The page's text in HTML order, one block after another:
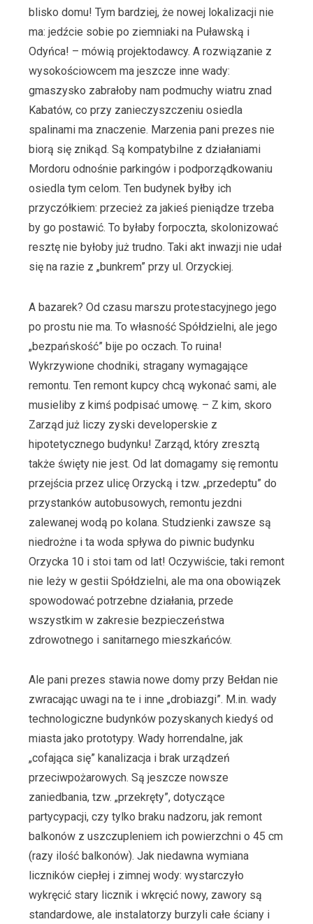
blisko domu! Tym bardziej, że nowej lokalizacji nie
ma: jedźcie sobie po ziemniaki na Puławską i
Odyńca! – mówią projektodawcy. A rozwiązanie z
wysokościowcem ma jeszcze inne wady:
gmaszysko zabrałoby nam podmuchy wiatru znad
Kabatów, co przy zanieczyszczeniu osiedla
spalinami ma znaczenie. Marzenia pani prezes nie
biorą się znikąd. Są kompatybilne z działaniami
Mordoru odnośnie parkingów i podporządkowaniu
osiedla tym celom. Ten budynek byłby ich
przyczółkiem: przecież za jakieś pieniądze trzeba
by go postawić. To byłaby forpoczta, skolonizować
resztę nie byłoby już trudno. Taki akt inwazji nie udał
się na razie z „bunkrem” przy ul. Orzyckiej.
A bazarek? Od czasu marszu protestacyjnego jego
po prostu nie ma. To własność Spółdzielni, ale jego
„bezpańskość” bije po oczach. To ruina!
Wykrzywione chodniki, stragany wymagające
remontu. Ten remont kupcy chcą wykonać sami, ale
musieliby z kimś podpisać umowę. – Z kim, skoro
Zarząd już liczy zyski developerskie z
hipotetycznego budynku! Zarząd, który zresztą
także święty nie jest. Od lat domagamy się remontu
przejścia przez ulicę Orzycką i tzw. „przedeptu” do
przystanków autobusowych, remontu jezdni
zalewanej wodą po kolana. Studzienki zawsze są
niedrożne i ta woda spływa do piwnic budynku
Orzycka 10 i stoi tam od lat! Oczywiście, taki remont
nie leży w gestii Spółdzielni, ale ma ona obowiązek
spowodować potrzebne działania, przede
wszystkim w zakresie bezpieczeństwa
zdrowotnego i sanitarnego mieszkańców.
Ale pani prezes stawia nowe domy przy Bełdan nie
zwracając uwagi na te i inne „drobiazgi”. M.in. wady
technologiczne budynków pozyskanych kiedyś od
miasta jako prototypy. Wady horrendalne, jak
„cofająca się” kanalizacja i brak urządzeń
przeciwpożarowych. Są jeszcze nowsze
zaniedbania, tzw. „przekręty”, dotyczące
partycypacji, czy tylko braku nadzoru, jak remont
balkonów z uszczupleniem ich powierzchni o 45 cm
(razy ilość balkonów). Jak niedawna wymiana
liczników ciepłej i zimnej wody: wystarczyło
wykręcić stary licznik i wkręcić nowy, zawory są
standardowe, ale instalatorzy burzyli całe ściany i